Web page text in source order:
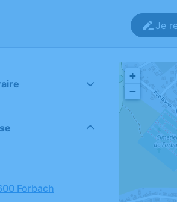
Je
Forbach
+
−